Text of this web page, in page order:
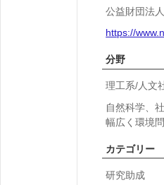
公益財団法
https://
分野
理工系/人文
自然科学、
幅広く環境
カテゴリー
研究助成